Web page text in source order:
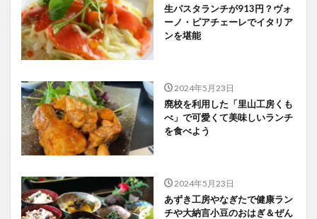
生パスタランチが913円？ヴォ
ーノ・ピアチェーレでイタリア
ンを堪能
2024年5月23日
廃校を利用した「里山工房くも
べ」で可愛くて美味しいランチ
を食べよう
2024年5月23日
あずき工房やなぎたで健康ラン
チや大納言小豆のおはぎ＆ぜん